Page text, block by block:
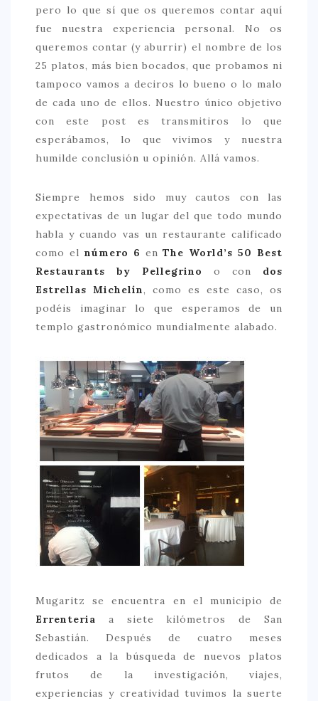
NUESTROS FAVORITOS
LIFESTYLE
BEAUTY
CONOCIENDO A …
GOURMET
HEALTHY
SELECCIONES MESADE2
POR SUS BAÑOS…
pero lo que sí que os queremos contar aquí
fue nuestra experiencia personal. No os
queremos contar (y aburrir) el nombre de los
25 platos, más bien bocados, que probamos ni
tampoco vamos a deciros lo bueno o lo malo
de cada uno de ellos. Nuestro único objetivo
con este post es transmitiros lo que
esperábamos, lo que vivimos y nuestra
humilde conclusión u opinión. Allá vamos.
Siempre hemos sido muy cautos con las
expectativas de un lugar del que todo mundo
habla y cuando vas un restaurante calificado
como el número 6 enThe World’s 50 Best
Restaurants by Pellegrino o con dos
Estrellas Michelín, como es este caso, os
podéis imaginar lo que esperamos de un
templo gastronómico mundialmente alabado.
Mugaritz se encuentra en el municipio de
Errenteria a siete kilómetros de San
Sebastián. Después de cuatro meses
dedicados a la búsqueda de nuevos platos
frutos de la investigación, viajes,
experiencias y creatividad tuvimos la suerte